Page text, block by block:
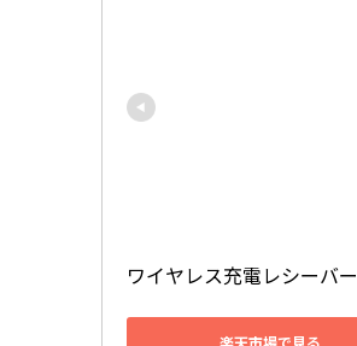
ワイヤレス充電レシーバー
楽天市場で見る